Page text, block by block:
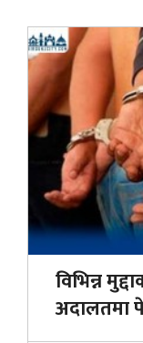
विभिन्न
अदालतमा